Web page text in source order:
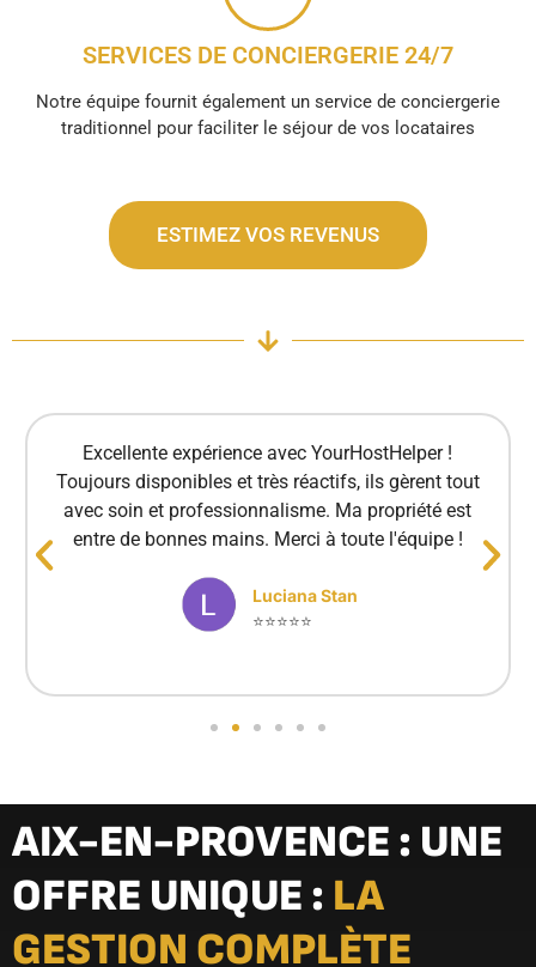
SERVICES DE CONCIERGERIE 24/7
Notre équipe fournit également un service de conciergerie
traditionnel pour faciliter le séjour de vos locataires
ESTIMEZ VOS REVENUS
Excellente expérience avec YourHostHelper !
Toujours disponibles et très réactifs, ils gèrent tout
avec soin et professionnalisme. Ma propriété est
entre de bonnes mains. Merci à toute l'équipe !
Luciana Stan
⭐⭐⭐⭐⭐
AIX-EN-PROVENCE : UNE
OFFRE UNIQUE : LA
GESTION COMPLÈTE